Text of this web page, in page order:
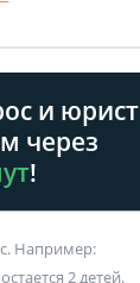
и юрист
через
!